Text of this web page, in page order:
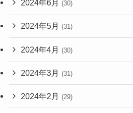
2024年6月 (30)
2024年5月 (31)
2024年4月 (30)
2024年3月 (31)
2024年2月 (29)